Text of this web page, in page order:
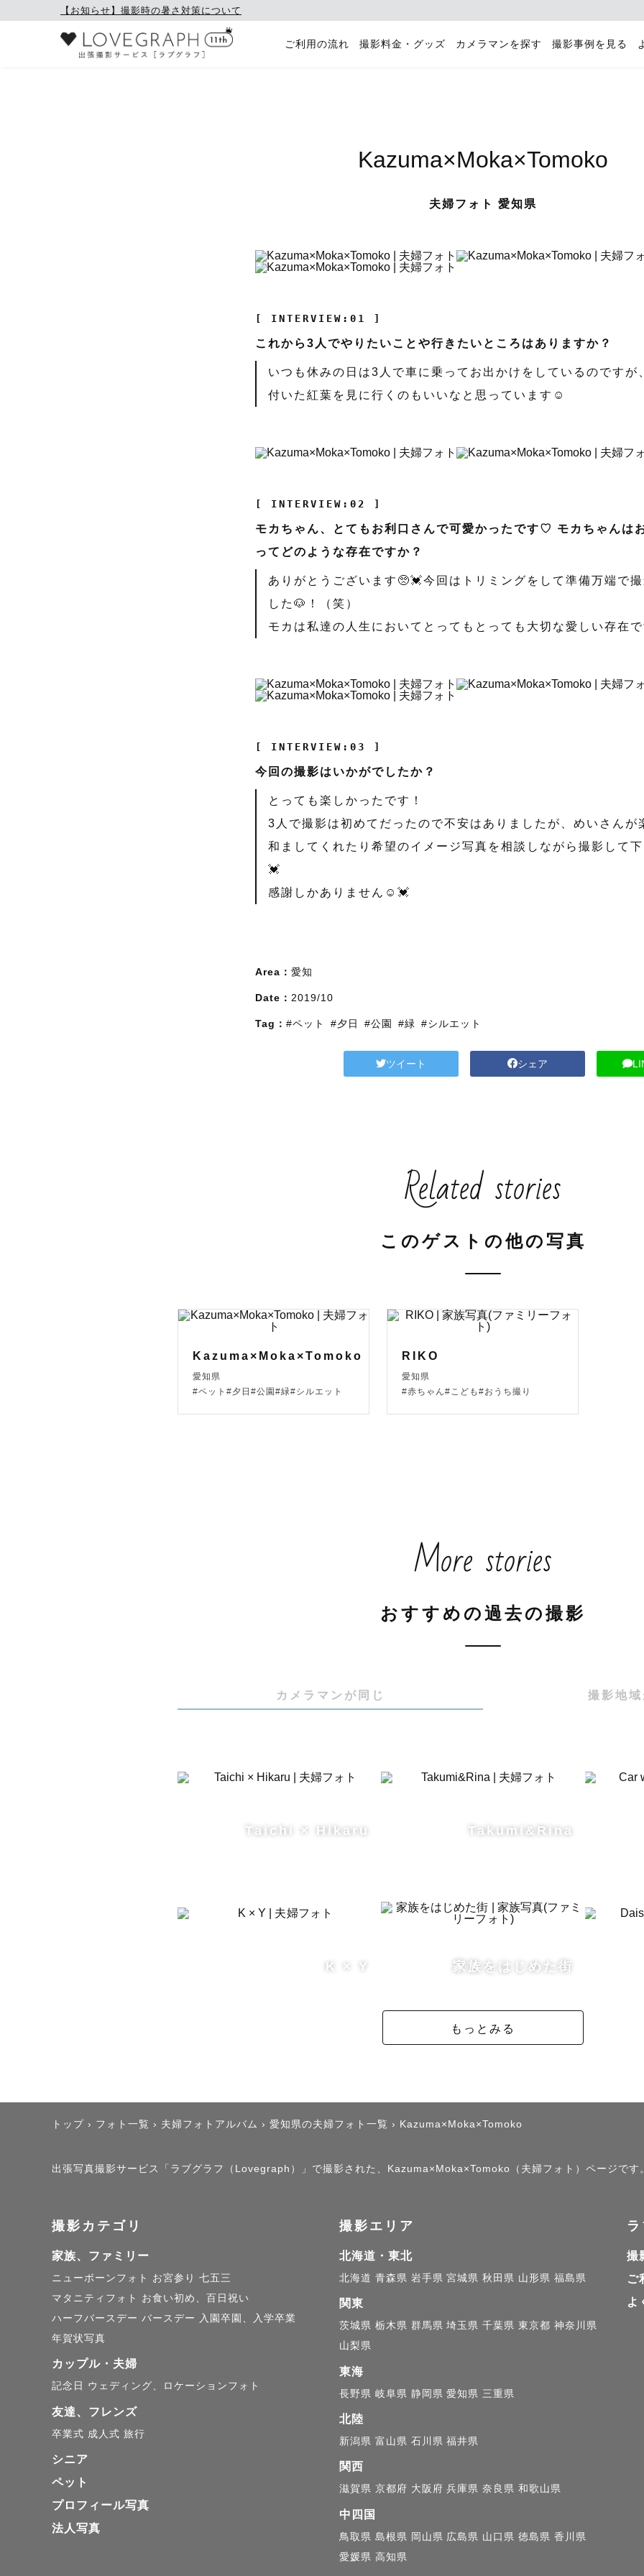
【お知らせ】撮影時の暑さ対策について
ご利用の流れ 撮影料金・グッズ カメラマンを探す 撮影事例を見る
Kazuma×Moka×Tomoko
夫婦フォト 愛知県
[ INTERVIEW:01 ]
これから3人でやりたいことや行きたいところはありますか？
いつも休みの日は3人で車に乗ってお出かけをしているのですが
付いた紅葉を見に行くのもいいなと思っています☺️
[ INTERVIEW:02 ]
モカちゃん、とてもお利口さんで可愛かったです♡ モカちゃんは
ってどのような存在ですか？
ありがとうございます🥺💓今回はトリミングをして準備万端で撮
した🐶！（笑）
モカは私達の人生においてとってもとっても大切な愛しい存在
[ INTERVIEW:03 ]
今回の撮影はいかがでしたか？
とっても楽しかったです！
3人で撮影は初めてだったので不安はありましたが、めいさんが
和ましてくれたり希望のイメージ写真を相談しながら撮影して
💓
感謝しかありません☺️💓
Area： 愛知
Date： 2019/10
Tag： #ペット #夕日 #公園 #緑 #シルエット
ツイート シェア
Related stories
このゲストの他の写真
Kazuma×Moka×Tomoko
愛知県
#ペット#夕日#公園#緑#シルエット
RIKO
愛知県
#赤ちゃん#こども#おうち撮り
More stories
おすすめの過去の撮影
カメラマンが同じ 撮影地域
Taichi × Hikaru Takumi&Rina
K × Y 家族をはじめた街
もっとみる
トップ › フォト一覧 › 夫婦フォトアルバム › 愛知県の夫婦フォト一覧 › Kazuma×Moka×Tomoko
出張写真撮影サービス「ラブグラフ（Lovegraph）」で撮影された、Kazuma×Moka×Tomoko（夫婦フォト）ページです。
撮影カテゴリ
家族、ファミリー
ニューボーンフォト お宮参り 七五三
マタニティフォト
お食い初め、百日祝い
ハーフバースデー バースデー
入園卒園、入学卒業
年賀状写真
カップル・夫婦
記念日 ウェディング、ロケーションフォト
友達、フレンズ
卒業式 成人式 旅行
シニア
ペット
プロフィール写真
法人写真
撮影エリア
北海道・東北
北海道 青森県 岩手県 宮城県 秋田県 山形県 福島県
関東
茨城県 栃木県 群馬県 埼玉県 千葉県 東京都 神奈川県
山梨県
東海
長野県 岐阜県 静岡県 愛知県 三重県
北陸
新潟県 富山県 石川県 福井県
関西
滋賀県 京都府 大阪府 兵庫県 奈良県 和歌山県
中四国
鳥取県 島根県 岡山県 広島県 山口県 徳島県 香川県
愛媛県 高知県
撮
ご
よ